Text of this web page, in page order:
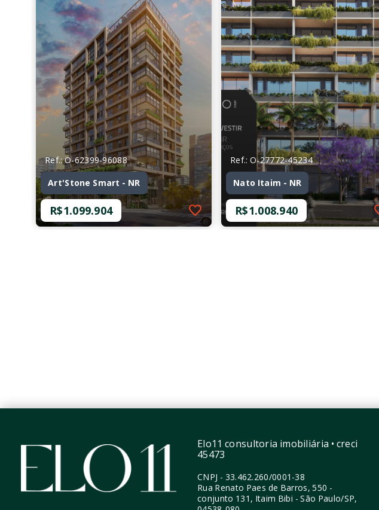
Ref.: O-62399-96088
Art'Stone Smart - NR
R$1.099.904
Ref.: O-27772-45234
Nato Itaim - NR
R$1.008.940
Elo11 consultoria imobiliária • creci
45473
CNPJ - 33.462.260/0001-38
Rua Renato Paes de Barros, 550 -
conjunto 131, Itaim Bibi - São Paulo/SP,